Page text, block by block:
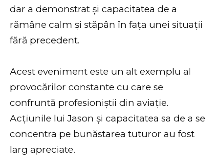
dar a demonstrat și capacitatea de a
rămâne calm și stăpân în fața unei situații
fără precedent.
Acest eveniment este un alt exemplu al
provocărilor constante cu care se
confruntă profesioniștii din aviație.
Acțiunile lui Jason și capacitatea sa de a se
concentra pe bunăstarea tuturor au fost
larg apreciate.